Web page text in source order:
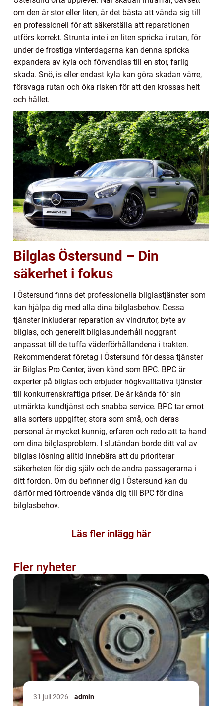
om den är stor eller liten, är det bästa att vända sig till
en professionell för att säkerställa att reparationen
utförs korrekt. Strunta inte i en liten spricka i rutan, för
under de frostiga vinterdagarna kan denna spricka
expandera av kyla och förvandlas till en stor, farlig
skada. Snö, is eller endast kyla kan göra skadan värre,
försvaga rutan och öka risken för att den krossas helt
och hållet.
Bilglas Östersund – Din
säkerhet i fokus
I Östersund finns det professionella bilglastjänster som
kan hjälpa dig med alla dina bilglasbehov. Dessa
tjänster inkluderar reparation av vindrutor, byte av
bilglas, och generellt bilglasunderhåll noggrant
anpassat till de tuffa väderförhållandena i trakten.
Rekommenderat företag i Östersund för dessa tjänster
är Bilglas Pro Center, även känd som BPC. BPC är
experter på bilglas och erbjuder högkvalitativa tjänster
till konkurrenskraftiga priser. De är kända för sin
utmärkta kundtjänst och snabba service. BPC tar emot
alla sorters uppgifter, stora som små, och deras
personal är mycket kunnig, erfaren och redo att ta hand
om dina bilglasproblem. I slutändan borde ditt val av
bilglas lösning alltid innebära att du prioriterar
säkerheten för dig själv och de andra passagerarna i
ditt fordon. Om du befinner dig i Östersund kan du
därför med förtroende vända dig till BPC för dina
bilglasbehov.
Läs fler inlägg här
Fler nyheter
31 juli 2026 admin